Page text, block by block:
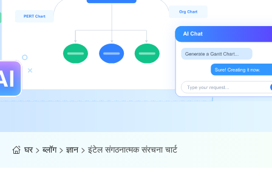
घर> ब्लॉग> ज्ञान > इंटेल संगठनात्मक संरचना चार्ट